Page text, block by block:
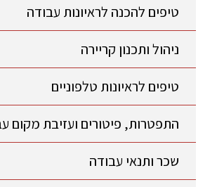
טיפים להכנה לראיונות עבודה
ניהול ותכנון קריירה
טיפים לראיונות טלפוניים
התפטרות, פיטורים ועזיבת מקום
שכר ותנאי עבודה